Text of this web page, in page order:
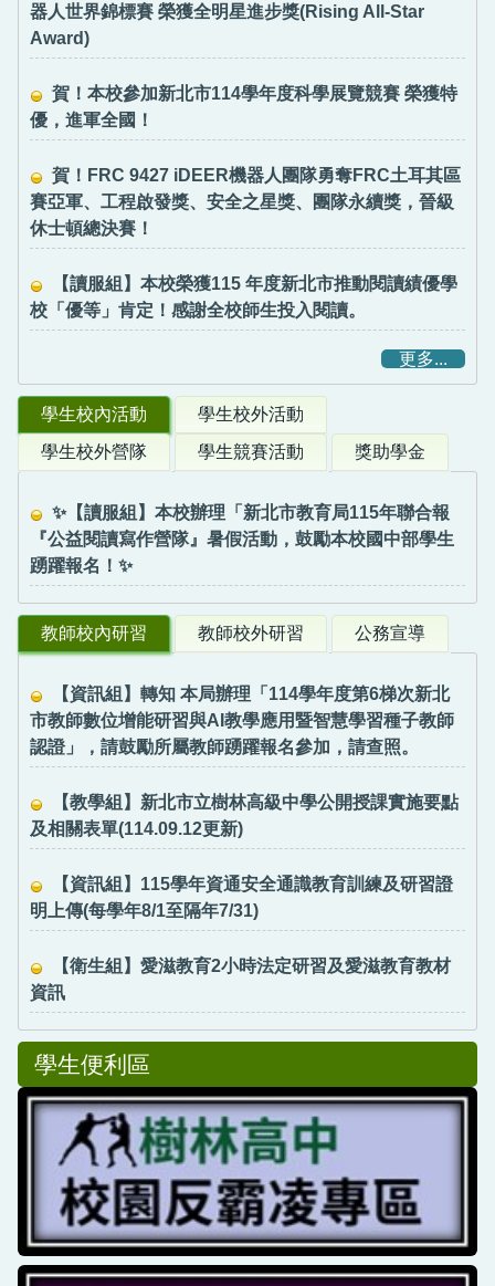
器人世界錦標賽 榮獲全明星進步獎(Rising All-Star
Award)
賀！本校參加新北市114學年度科學展覽競賽 榮獲特
優，進軍全國！
賀！FRC 9427 iDEER機器人團隊勇奪FRC土耳其區
賽亞軍、工程啟發獎、安全之星獎、團隊永續獎，晉級
休士頓總決賽！
【讀服組】本校榮獲115 年度新北市推動閱讀績優學
校「優等」肯定！感謝全校師生投入閱讀。
更多...
學生校內活動
學生校外活動
學生校外營隊
學生競賽活動 獎助學金
✨【讀服組】本校辦理「新北市教育局115年聯合報
『公益閱讀寫作營隊』暑假活動，鼓勵本校國中部學生
踴躍報名！✨
教師校內研習 教師校外研習 公務宣導
【資訊組】轉知 本局辦理「114學年度第6梯次新北
市教師數位增能研習與AI教學應用暨智慧學習種子教師
認證」，請鼓勵所屬教師踴躍報名參加，請查照。
【教學組】新北市立樹林高級中學公開授課實施要點
及相關表單(114.09.12更新)
【資訊組】115學年資通安全通識教育訓練及研習證
明上傳(每學年8/1至隔年7/31)
【衛生組】愛滋教育2小時法定研習及愛滋教育教材
資訊
學生便利區